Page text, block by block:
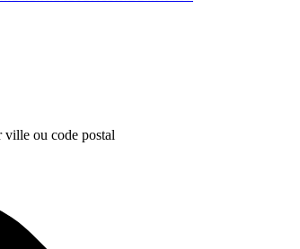
ville ou code postal